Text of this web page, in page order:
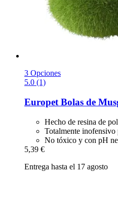
3 Opciones
5.0 (1)
Europet Bolas de
Hecho de resina de
Totalmente inofensivo
No tóxico y con pH
5,39 €
Entrega hasta el 17 agosto